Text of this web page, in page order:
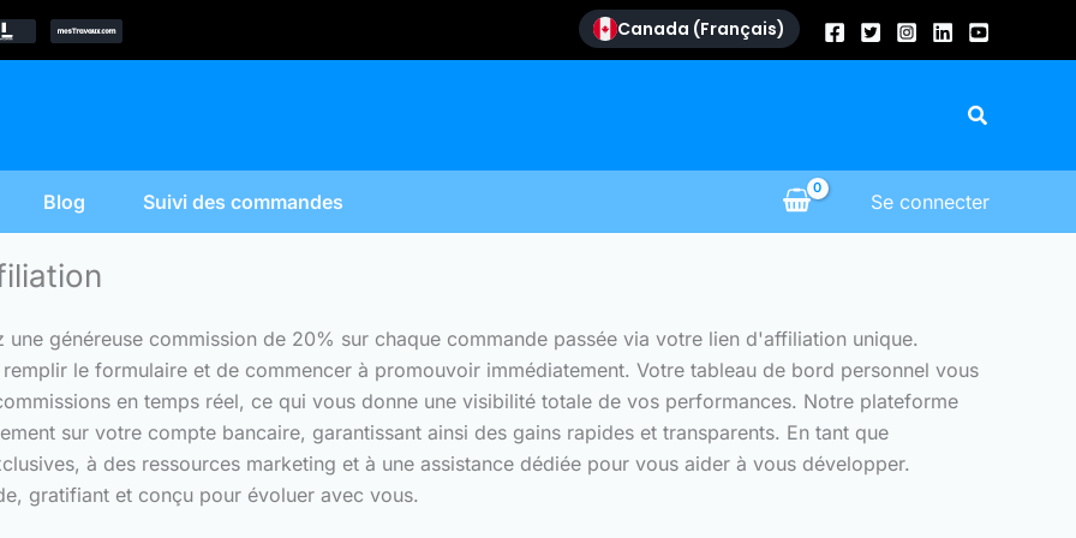
Canada (Français)
Blog Suivi des commandes Se connecter
généreuse commission de 20% sur chaque commande passée via votre lien d'affiliation unique.
le formulaire et de commencer à promouvoir immédiatement. Votre tableau de bord personnel vous
en temps réel, ce qui vous donne une visibilité totale de vos performances. Notre plateforme
sur votre compte bancaire, garantissant ainsi des gains rapides et transparents. En tant que
à des ressources marketing et à une assistance dédiée pour vous aider à vous développer.
gratifiant et conçu pour évoluer avec vous.